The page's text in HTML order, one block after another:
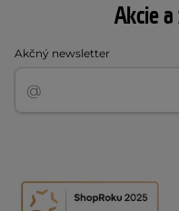
Akcie
Akčný newsletter